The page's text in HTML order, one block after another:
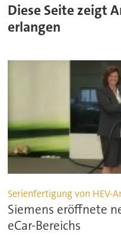
Diese Seite zeigt
erlangen
Serienfertigung von HEV-
Siemens eröffnete
eCar-Bereichs